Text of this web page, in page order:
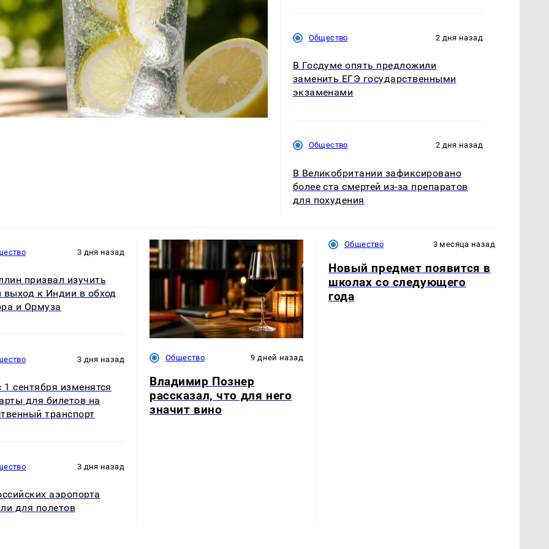
Общество 2 дня назад
В Госдуме опять предложили
заменить ЕГЭ государственными
экзаменами
Общество 2 дня назад
В Великобритании зафиксировано
более ста смертей из-за препаратов
для похудения
3 дня назад
призвал изучить
выход к Индии в обход
и Ормуза
3 дня назад
сентября изменятся
для билетов на
транспорт
3 дня назад
аэропорта
для полетов
Общество 9 дней назад
Владимир Познер
рассказал, что для него
значит вино
Общество 3 месяца назад
Новый предмет появится в
школах со следующего
года